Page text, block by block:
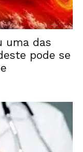
uma das
pode se